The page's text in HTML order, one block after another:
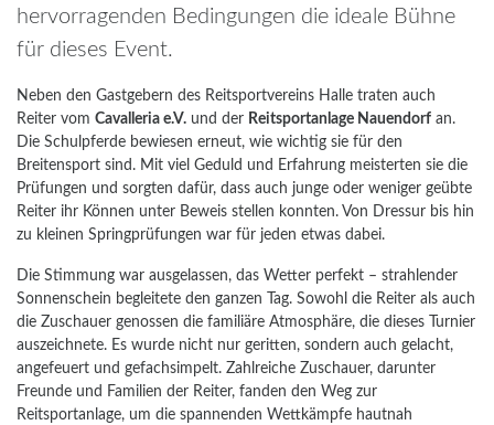
hervorragenden Bedingungen die ideale Bühne
für dieses Event.
Neben den Gastgebern des Reitsportvereins Halle traten auch
Reiter vom Cavalleria e.V. und der Reitsportanlage Nauendorf an.
Die Schulpferde bewiesen erneut, wie wichtig sie für den
Breitensport sind. Mit viel Geduld und Erfahrung meisterten sie die
Prüfungen und sorgten dafür, dass auch junge oder weniger geübte
Reiter ihr Können unter Beweis stellen konnten. Von Dressur bis hin
zu kleinen Springprüfungen war für jeden etwas dabei.
Die Stimmung war ausgelassen, das Wetter perfekt – strahlender
Sonnenschein begleitete den ganzen Tag. Sowohl die Reiter als auch
die Zuschauer genossen die familiäre Atmosphäre, die dieses Turnier
auszeichnete. Es wurde nicht nur geritten, sondern auch gelacht,
angefeuert und gefachsimpelt. Zahlreiche Zuschauer, darunter
Freunde und Familien der Reiter, fanden den Weg zur
Reitsportanlage, um die spannenden Wettkämpfe hautnah